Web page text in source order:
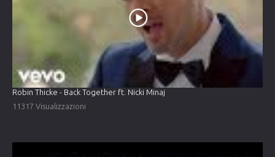
Robin Thicke - Back Together ft. Nicki Minaj
11317 Visualizzazioni